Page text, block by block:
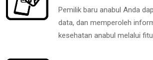
Pemilik baru anabul Anda
data, dan memperoleh
kesehatan anabul melalui